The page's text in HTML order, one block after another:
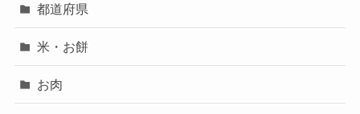
都道府県
米・お餅
お肉